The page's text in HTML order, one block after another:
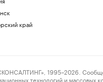
край
1995–2026.
технологий и массовых